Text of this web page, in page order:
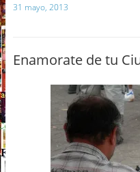
31 mayo, 2013
Enamorate de tu